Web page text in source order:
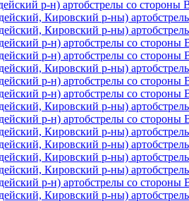
р-н) артобстрелы со стороны
Кировский р-ны)
Кировский р-ны)
р-н) артобстрелы со
р-н) артобстрелы со
Кировский р-ны)
р-н) артобстрелы со
р-н) артобстрелы со
Кировский р-ны)
р-н) артобстрелы со
Кировский р-ны)
Кировский р-ны)
Кировский р-ны)
Кировский р-ны)
р-н) артобстрелы со
Кировский р-ны)